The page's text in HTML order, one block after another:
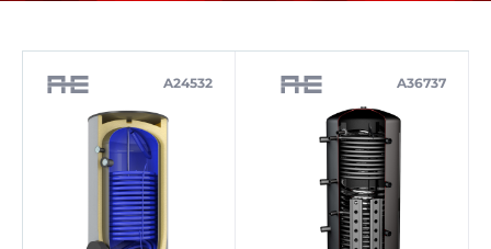
A24532 A36737